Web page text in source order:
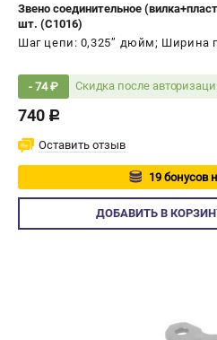
Звено соединительное
шт. (C1016)
Шаг цепи: 0,325’’ дюйм; Ширина
- 74 ₽ Скидка после
740 c
Оставить отзыв
19 бонусов
ДОБАВИТЬ В